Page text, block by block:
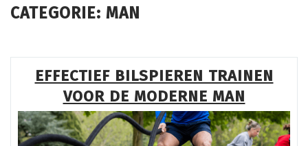
CATEGORIE: MAN
EFFECTIEF BILSPIEREN TRAINEN
VOOR DE MODERNE MAN